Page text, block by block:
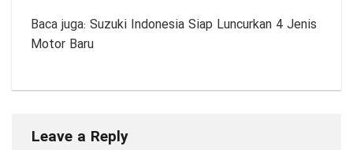
Baca juga: Suzuki Indonesia Siap Luncurkan 4 Jenis
Motor Baru
Leave a Reply